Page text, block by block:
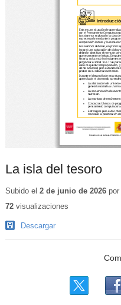
La isla del tesoro
Subido el 2 de junio de 2026por
72visualizaciones
Descargar